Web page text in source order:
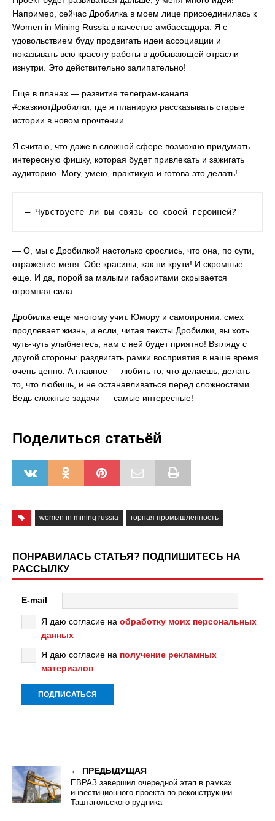
Например, сейчас Дробилка в моем лице присоединилась к
Women in Mining Russia в качестве амбассадора. Я с
удовольствием буду продвигать идеи ассоциации и
показывать всю красоту работы в добывающей отрасли
изнутри. Это действительно залипательно!
Еще в планах — развитие телеграм-канала
#сказкиотДробилки, где я планирую рассказывать старые
истории в новом прочтении.
Я считаю, что даже в сложной сфере возможно придумать
интересную фишку, которая будет привлекать и зажигать
аудиторию. Могу, умею, практикую и готова это делать!
— Чувствуете ли вы связь со своей героиней?
— О, мы с Дробилкой настолько срослись, что она, по сути,
отражение меня. Обе красивы, как ни крути! И скромные
еще. И да, порой за малыми габаритами скрывается
огромная сила.
Дробилка еще многому учит. Юмору и самоиронии: смех
продлевает жизнь, и если, читая тексты Дробилки, вы хоть
чуть-чуть улыбнетесь, нам с ней будет приятно! Взгляду с
другой стороны: раздвигать рамки восприятия в наше время
очень ценно. А главное — любить то, что делаешь, делать
то, что любишь, и не останавливаться перед сложностями.
Ведь сложные задачи — самые интересные!
Поделиться статьёй
women in mining russia горная промышленность
ПОНРАВИЛАСЬ СТАТЬЯ? ПОДПИШИТЕСЬ НА
РАССЫЛКУ
E-mail
Я даю согласие на обработку моих персональных
данных
Я даю согласие на получение рекламных
материалов
ПРЕДЫДУЩАЯ
ЕВРАЗ завершил очередной этап в рамках
инвестиционного проекта по реконструкции
Таштагольского рудника